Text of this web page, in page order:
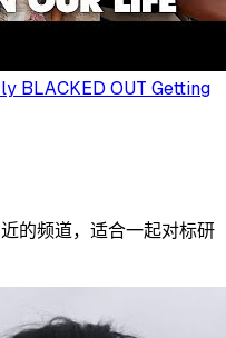
BLACKED OUT Getting
的频道，适合一起对标研